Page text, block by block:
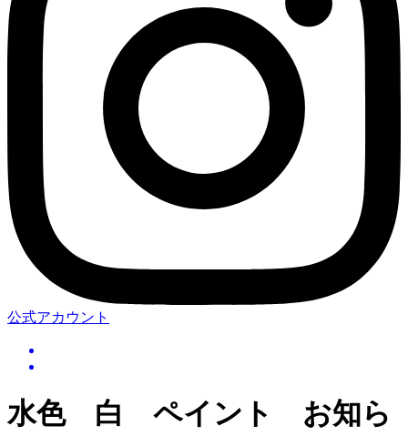
公式アカウント
水色 白 ペイント お知ら